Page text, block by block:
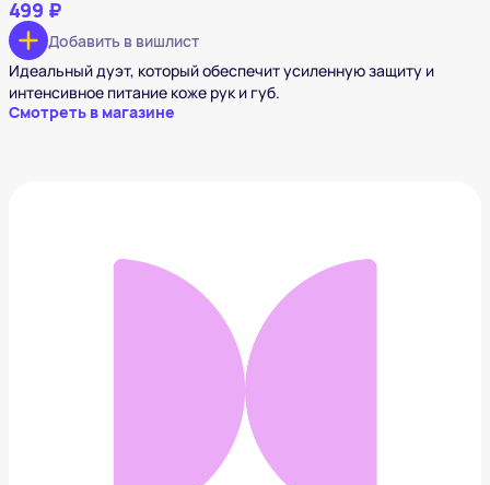
499 ₽
Добавить в вишлист
Идеальный дуэт, который обеспечит усиленную защиту и
интенсивное питание коже рук и губ.
Смотреть в магазине
Клатч Wanderlust Saffiano Wine color
999 ₽
Добавить в вишлист